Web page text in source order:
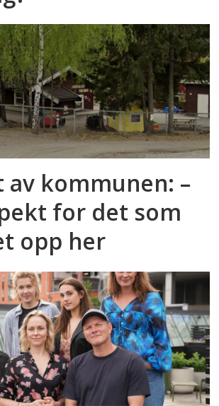
kommunen: –
for det som
opp her